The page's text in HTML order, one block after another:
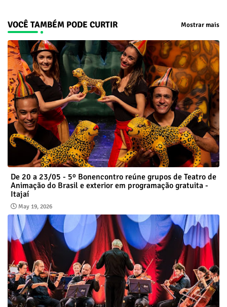
VOCÊ TAMBÉM PODE CURTIR Mostrar mais
De 20 a 23/05 - 5º Bonencontro reúne grupos de Teatro de
Animação do Brasil e exterior em programação gratuita -
Itajaí
May 19, 2026